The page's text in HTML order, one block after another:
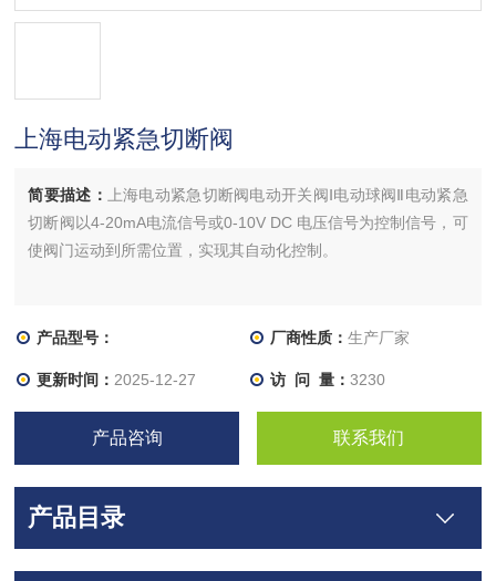
上海电动紧急切断阀
简要描述：
上海电动紧急切断阀电动开关阀Ⅰ电动球阀Ⅱ电动紧急
切断阀以4-20mA电流信号或0-10V DC 电压信号为控制信号，可
使阀门运动到所需位置，实现其自动化控制。
产品型号： 厂商性质： 生产厂家
更新时间： 2025-12-27 访 问 量： 3230
产品咨询 联系我们
产品目录